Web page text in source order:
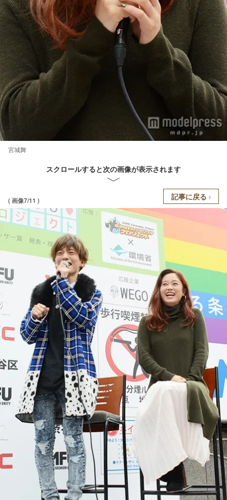
宮城舞
スクロールすると次の画像が表示されます
( 画像7/11 ) 記事に戻る